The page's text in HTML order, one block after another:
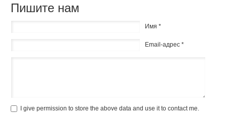
Пишите нам
Имя *
Email-адрес *
I give permission to store the above data and use it to contact me.